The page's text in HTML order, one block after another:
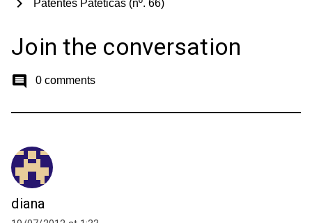
Patentes Patéticas (nº. 66)
chevron_right
Join the conversation
comment 0 comments
diana